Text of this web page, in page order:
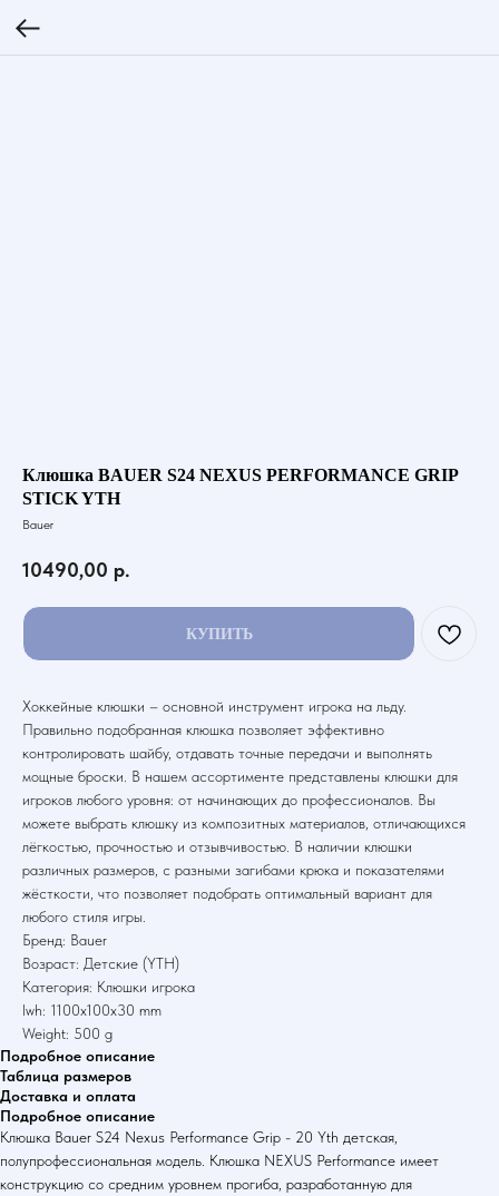
Клюшка BAUER S24 NEXUS PERFORMANCE GRIP
STICK YTH
Bauer
10490,00 р.
КУПИТЬ
Хоккейные клюшки – основной инструмент игрока на льду.
Правильно подобранная клюшка позволяет эффективно
контролировать шайбу, отдавать точные передачи и выполнять
мощные броски. В нашем ассортименте представлены клюшки для
игроков любого уровня: от начинающих до профессионалов. Вы
можете выбрать клюшку из композитных материалов, отличающихся
лёгкостью, прочностью и отзывчивостью. В наличии клюшки
различных размеров, с разными загибами крюка и показателями
жёсткости, что позволяет подобрать оптимальный вариант для
любого стиля игры.
Бренд: Bauer
Возраст: Детские (YTH)
Категория: Клюшки игрока
lwh: 1100x100x30 mm
Weight: 500 g
Подробное описание
Таблица размеров
Доставка и оплата
Подробное описание
Клюшка Bauer S24 Nexus Performance Grip - 20 Yth детская,
полупрофессиональная модель. Клюшка NEXUS Performance имеет
конструкцию со средним уровнем прогиба, разработанную для